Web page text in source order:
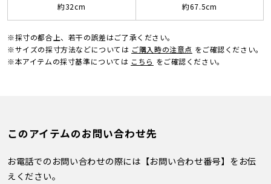
約32cm 約67.5cm
※採寸の都合上、若干の誤差はご了承ください。
※サイズの採寸方法などについては ご購入時の注意点 をご確認ください。
※本アイテムの採寸基準については こちら をご確認ください。
このアイテムのお問い合わせ先
お電話でのお問い合わせの際には【お問い合わせ番号】をお伝
えください。